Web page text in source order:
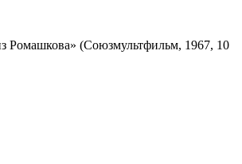
Ромашкова» (Союзмультфильм, 1967, 10